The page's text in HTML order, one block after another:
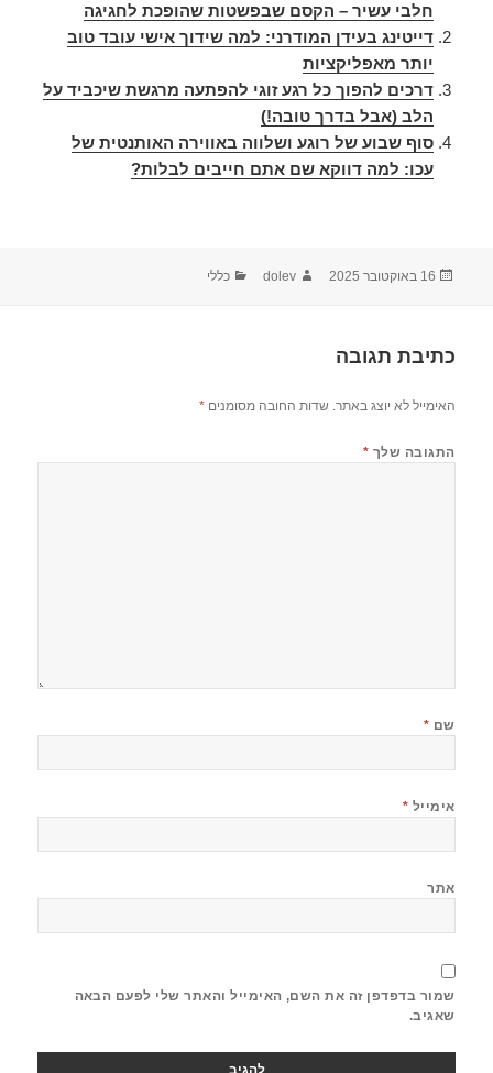
חלבי עשיר – הקסם שבפשטות שהופכת לחגיגה
דייטינג בעידן המודרני: למה שידוך אישי עובד טוב
יותר מאפליקציות
דרכים להפוך כל רגע זוגי להפתעה מרגשת שיכביד על
הלב (אבל בדרך טובה!)
סוף שבוע של רוגע ושלווה באווירה האותנטית של
עכו: למה דווקא שם אתם חייבים לבלות?
16 באוקטובר 2025 dolev כללי
כתיבת תגובה
האימייל לא יוצג באתר. שדות החובה מסומנים*
התגובה שלך *
שם *
אימייל *
אתר
שמור בדפדפן זה את השם, האימייל והאתר שלי לפעם הבאה
שאגיב.